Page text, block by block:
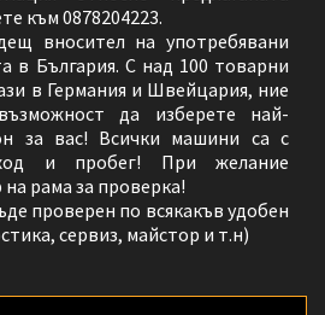
към 0878204223.
вносител на употребявани
в България. С над 100 товарни
в Германия и Швейцария, ние
да изберете най-
за вас! Всички машини са с
и пробег! При желание
рама за проверка!
проверен по всякакъв удобен
сервиз, майстор и т.н)